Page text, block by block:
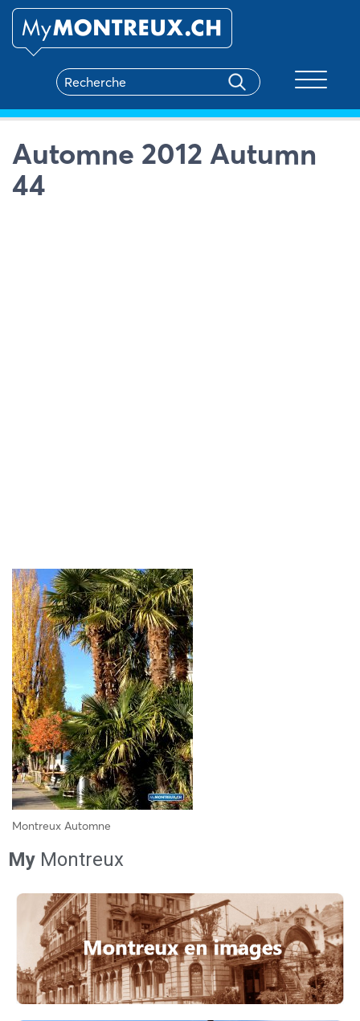
Automne 2012 Autumn
44
Montreux Automne
My Montreux